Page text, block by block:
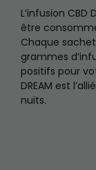
L’infusion
être
Chaque
grammes
positifs pour
DREAM est
nuits.